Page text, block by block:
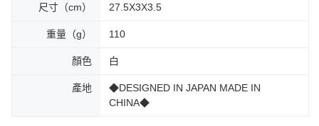
尺寸（cm） 27.5X3X3.5
重量（g） 110
顏色 白
產地
◆DESIGNED IN JAPAN MADE IN
CHINA◆